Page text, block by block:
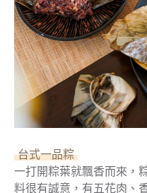
台式一品粽
一打開粽葉就飄香而來，
料很有誠意，有五花肉、